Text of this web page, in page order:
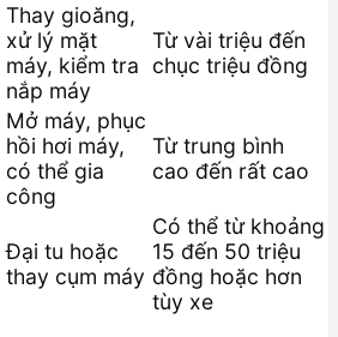
Thay gioăng,
xử lý mặt
máy, kiểm tra
nắp máy
Từ vài triệu đến
chục triệu đồng
Mở máy, phục
hồi hơi máy,
có thể gia
công
Từ trung bình
cao đến rất cao
Đại tu hoặc
thay cụm máy
Có thể từ khoảng
15 đến 50 triệu
đồng hoặc hơn
tùy xe